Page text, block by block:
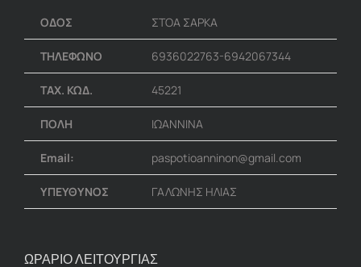
ΟΔΟΣ ΣΤΟΑ ΣΑΡΚΑ
ΤΗΛΕΦΩΝΟ 6936022763-6942067344
ΤΑΧ. ΚΩΔ. 45221
ΠΟΛΗ ΙΩΑΝΝΙΝΑ
Email: paspotioanninon@gmail.com
ΥΠΕΥΘΥΝΟΣ ΓΑΛΩΝΗΣ ΗΛΙΑΣ
ΩΡΑΡΙΟ ΛΕΙΤΟΥΡΓΙΑΣ